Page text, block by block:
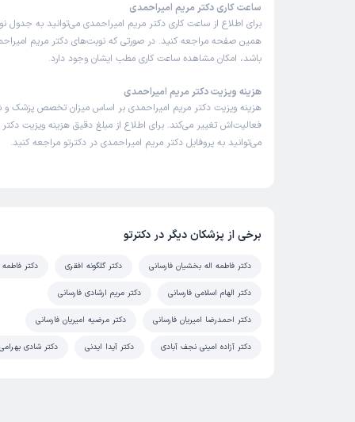
ساعت کاری دکتر مریم امیراحمدی
برای اطلاع از ساعت کاری دکتر مریم امیراحمدی می‌توانید به جدول
همین صفحه مراجعه کنید. در صورتی که نوبت‌های دکتر مریم
باشد، امکان مشاهده ساعت کاری مطب ایشان وجود دارد.
هزینه ویزیت دکتر مریم امیراحمدی
هزینه ویزیت دکتر مریم امیراحمدی بر اساس میزان تخصص پزشک
فعالیت‌اش تغییر می‌کند. برای اطلاع از مبلغ دقیق هزینه ویزیت
می‌توانید به پروفایل دکتر مریم امیراحمدی در دکترتو مراجعه کنید.
برخی از پزشکان دیگر در دکترتو
دکتر فاطمه اله بخشیان فارسانی دکتر گلگونه افقری دکتر
دکتر الهام اسلامی فارسانی دکتر مریم ارشادی فارسانی
دکتر احمدرضا امیریان فارسانی دکتر مرضیه امیریان فارسانی
دکتر آزاده امینی نجف آبادی دکتر آیدا ایدنی دکتر شادی بهرامی